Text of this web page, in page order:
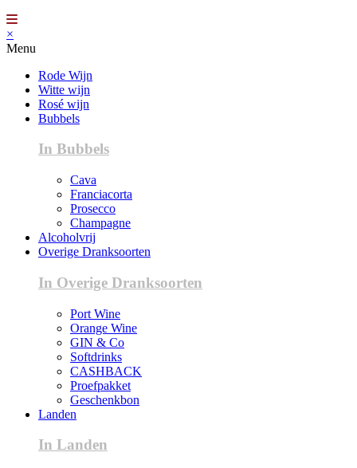
×
Menu
Rode Wijn
Witte wijn
Rosé wijn
Bubbels
In Bubbels
Cava
Franciacorta
Prosecco
Champagne
Alcoholvrij
Overige Dranksoorten
In Overige Dranksoorten
Port Wine
Orange Wine
GIN & Co
Softdrinks
CASHBACK
Proefpakket
Geschenkbon
Landen
In Landen